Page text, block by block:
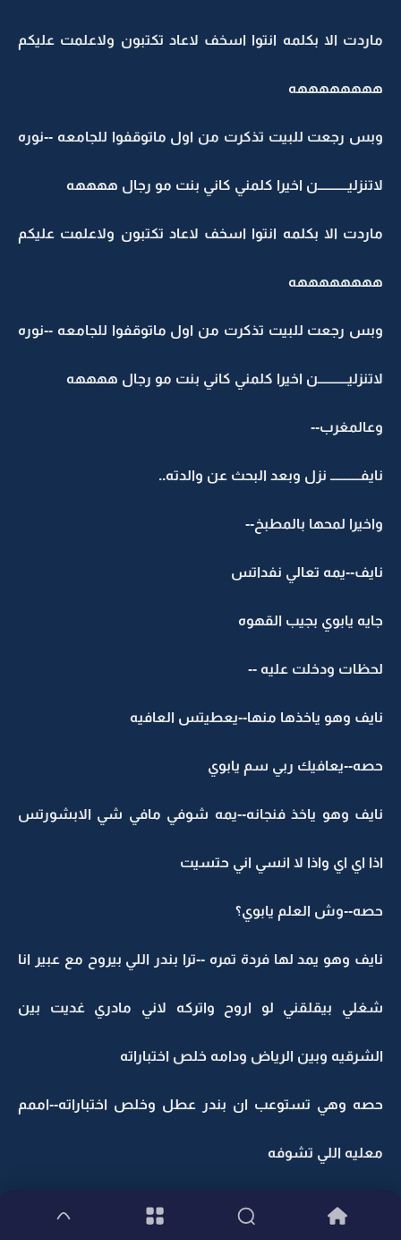
ماردت الا بكلمه انتوا اسخف لاعاد تكتبون ولاعلمت عليكم
ههههههههه
وبس رجعت للبيت تذكرت من اول ماتوقفوا للجامعه --نوره
لاتنزليـــــــــــن اخيرا كلمني كاني بنت مو رجال ههههه
ماردت الا بكلمه انتوا اسخف لاعاد تكتبون ولاعلمت عليكم
ههههههههه
وبس رجعت للبيت تذكرت من اول ماتوقفوا للجامعه --نوره
لاتنزليـــــــــــن اخيرا كلمني كاني بنت مو رجال ههههه
وعالمغرب--
نايفـــــــــــ نزل وبعد البحث عن والدته..
واخيرا لمحها بالمطبخ--
نايف--يمه تعالي نفداتس
جايه يابوي بجيب القهوه
لحظات ودخلت عليه --
نايف وهو ياخذها منها--يعطيتس العافيه
حصه--يعافيك ربي سم يابوي
نايف وهو ياخذ فنجانه--يمه شوفي مافي شي الابشورتس
اذا اي اي واذا لا انسي اني حتسيت
حصه--وش العلم يابوي؟
نايف وهو يمد لها فردة تمره --ترا بندر اللي بيروح مع عبير انا
شغلي بيقلقني لو اروح واتركه لاني مادري غديت بين
الشرقيه وبين الرياض ودامه خلص اختباراته
حصه وهي تستوعب ان بندر عطل وخلص اختباراته--اممم
معليه اللي تشوفه